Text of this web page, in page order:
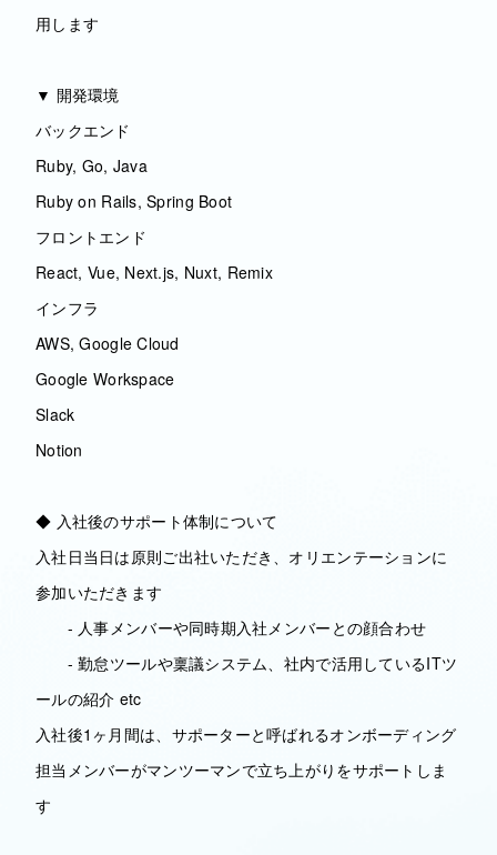
用します
▼ 開発環境
バックエンド
Ruby, Go, Java
Ruby on Rails, Spring Boot
フロントエンド
React, Vue, Next.js, Nuxt, Remix
インフラ
AWS, Google Cloud
Google Workspace
Slack
Notion
◆ 入社後のサポート体制について
入社日当日は原則ご出社いただき、オリエンテーションに
参加いただきます
- 人事メンバーや同時期入社メンバーとの顔合わせ
- 勤怠ツールや稟議システム、社内で活用しているITツ
ールの紹介 etc
入社後1ヶ月間は、サポーターと呼ばれるオンボーディング
担当メンバーがマンツーマンで立ち上がりをサポートしま
す